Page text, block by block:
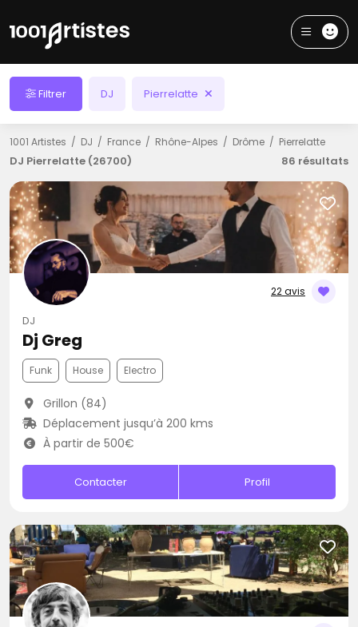
Filtrer DJ Pierrelatte
1001 Artistes DJ France Rhône-Alpes Drôme Pierrelatte
DJ Pierrelatte (26700) 86 résultats
22 avis
DJ
Dj Greg
Funk House Electro
Grillon (84)
Déplacement jusqu’à 200 kms
À partir de 500€
Contacter Profil